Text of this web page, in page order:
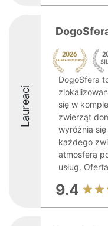
Laureaci
DogoSfera
się w
zwierząt
wyróżnia
każdego
atmosferą
usług.
9.4